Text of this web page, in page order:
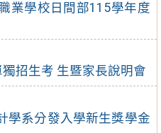
業學校日間部115學年度
招生考 生暨家長說明會
學系分發入學新生獎學金